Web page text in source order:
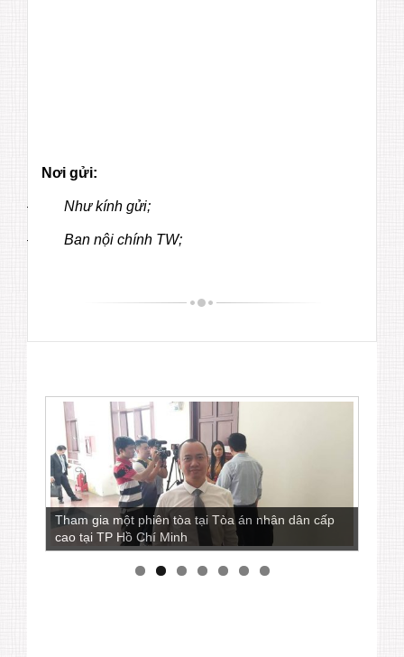
Nơi gửi:
– Như kính gửi;
– Ban nội chính TW;
Luật sư Ngô Ngọc Trai còn là một nhà báo viết
nhiều bài phân tích các vấn đề pháp lý